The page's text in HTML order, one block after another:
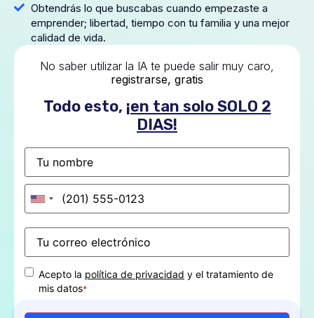
Obtendrás lo que buscabas cuando empezaste a
emprender; libertad, tiempo con tu familia y una mejor
calidad de vida.
No saber utilizar la IA te puede salir muy caro,
registrarse, gratis
Todo esto, ¡en tan solo SOLO 2
DIAS!
Nombre
Teléfono
Correo
electrónico
Consentimiento *
Acepto la política de privacidad y el tratamiento de
mis datos*